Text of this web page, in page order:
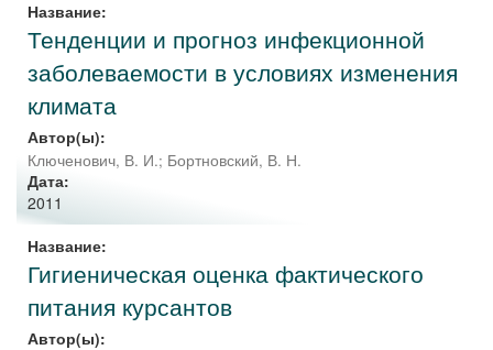
Название:
Тенденции и прогноз инфекционной
заболеваемости в условиях изменения
климата
Автор(ы):
Ключенович, В. И.; Бортновский, В. Н.
Дата:
2011
Название:
Гигиеническая оценка фактического
питания курсантов
Автор(ы):